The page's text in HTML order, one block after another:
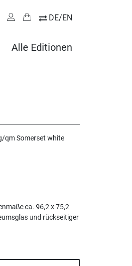
DE/EN
Alle Editionen
qm Somerset white
ca. 96,2 x 75,2
und rückseitiger